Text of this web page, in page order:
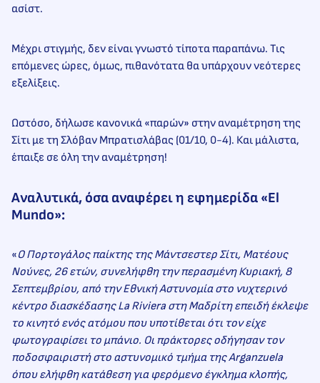
ασίστ.
Μέχρι στιγμής, δεν είναι γνωστό τίποτα παραπάνω. Τις
επόμενες ώρες, όμως, πιθανότατα θα υπάρχουν νεότερες
εξελίξεις.
Ωστόσο, δήλωσε κανονικά «παρών» στην αναμέτρηση της
Σίτι με τη Σλόβαν Μπρατισλάβας (01/10, 0-4). Και μάλιστα,
έπαιξε σε όλη την αναμέτρηση!
Αναλυτικά, όσα αναφέρει η εφημερίδα «El
Mundo»:
«Ο Πορτογάλος παίκτης της Μάντσεστερ Σίτι, Ματέους
Νούνες, 26 ετών, συνελήφθη την περασμένη Κυριακή, 8
Σεπτεμβρίου, από την Εθνική Αστυνομία στο νυχτερινό
κέντρο διασκέδασης La Riviera στη Μαδρίτη επειδή έκλεψε
το κινητό ενός ατόμου που υποτίθεται ότι τον είχε
φωτογραφίσει το μπάνιο. Οι πράκτορες οδήγησαν τον
ποδοσφαιριστή στο αστυνομικό τμήμα της Arganzuela
όπου ελήφθη κατάθεση για φερόμενο έγκλημα κλοπής,